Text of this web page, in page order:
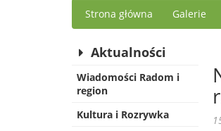
Strona główna Galerie
Aktualności
Wiadomości Radom i
region
Kultura i Rozrywka